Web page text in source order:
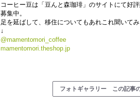
コーヒー豆は「豆んと森珈琲」のサイトにて好
募集中。
足を延ばして、移住についてもあれこれ聞いてみ
↓
@mamentomori_coffee
mamentomori.theshop.jp
フォトギャラリー この記事